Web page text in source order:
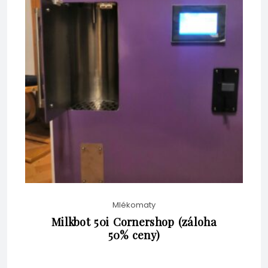
JE:
KČ53,845.00.
Mlékomaty
Milkbot 50i Cornershop (záloha
50% ceny)